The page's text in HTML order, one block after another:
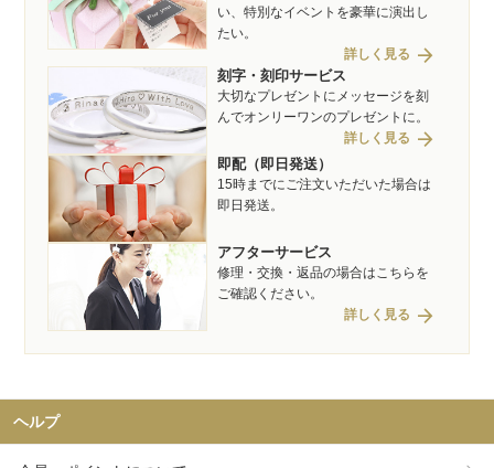
い、特別なイベントを豪華に演出し
たい。
詳しく見る arrow_forward
刻字・刻印サービス
大切なプレゼントにメッセージを刻
んでオンリーワンのプレゼントに。
詳しく見る arrow_forward
即配（即日発送）
15時までにご注文いただいた場合は
即日発送。
アフターサービス
修理・交換・返品の場合はこちらを
ご確認ください。
詳しく見る arrow_forward
ヘルプ